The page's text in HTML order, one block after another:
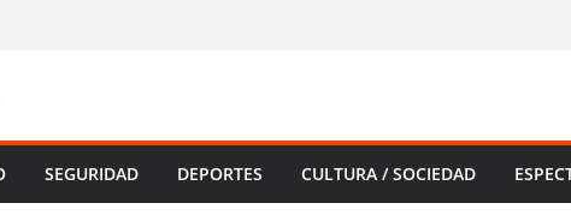
SEGURIDAD DEPORTES CULTURA / SOCIEDAD